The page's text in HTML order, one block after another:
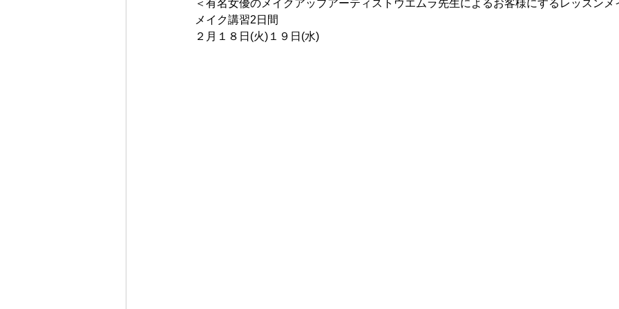
＜有名女優のメイクアップアーティストウエムラ先生によるお客様にするレッスンメ
メイク講習2日間
２月１８日(火)１９日(水)